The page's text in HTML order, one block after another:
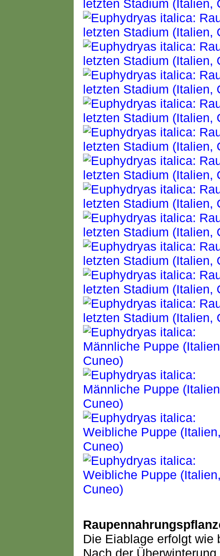
Die Eiablage erfolgt wie
Nach der